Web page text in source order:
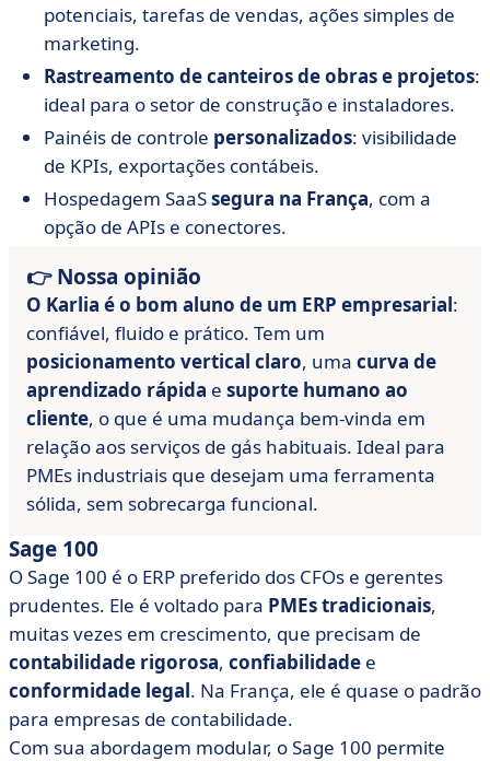
potenciais, tarefas de vendas, ações simples de
marketing.
Rastreamento de canteiros de obras e projetos:
ideal para o setor de construção e instaladores.
Painéis de controle personalizados: visibilidade
de KPIs, exportações contábeis.
Hospedagem SaaSsegura na França, com a
opção de APIs e conectores.
👉 Nossa opinião
O Karlia é o bom aluno de um ERP empresarial:
confiável, fluido e prático. Tem um
posicionamento vertical claro, uma curva de
aprendizado rápida e suporte humano ao
cliente, o que é uma mudança bem-vinda em
relação aos serviços de gás habituais. Ideal para
PMEs industriais que desejam uma ferramenta
sólida, sem sobrecarga funcional.
Sage 100
O Sage 100 é o ERP preferido dos CFOs e gerentes
prudentes. Ele é voltado para PMEs tradicionais,
muitas vezes em crescimento, que precisam de
contabilidade rigorosa, confiabilidade e
conformidade legal. Na França, ele é quase o padrão
para empresas de contabilidade.
Com sua abordagem modular, o Sage 100 permite